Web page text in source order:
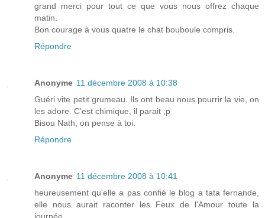
grand merci pour tout ce que vous nous offrez chaque
matin.
Bon courage à vous quatre le chat bouboule compris.
Répondre
Anonyme 11 décembre 2008 à 10:38
Guéri vite petit grumeau. Ils ont beau nous pourrir la vie, on
les adore. C'est chimique, il parait ;p
Bisou Nath, on pense à toi.
Répondre
Anonyme 11 décembre 2008 à 10:41
heureusement qu'elle a pas confié le blog a tata fernande,
elle nous aurait raconter les Feux de l'Amour toute la